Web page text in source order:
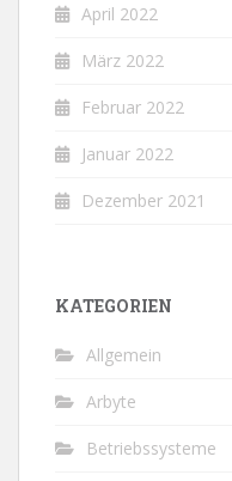
April 2022
März 2022
Februar 2022
Januar 2022
Dezember 2021
KATEGORIEN
Allgemein
Arbyte
Betriebssysteme